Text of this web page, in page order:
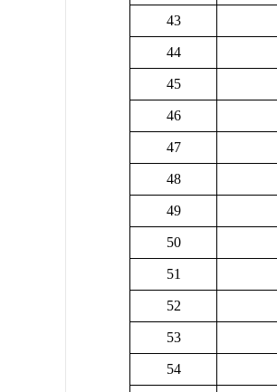
43
44
45
46
47
48
49
50
51
52
53
54